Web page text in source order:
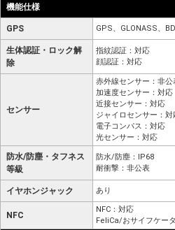
機能仕様
GPS GPS、GLONASS、
生体認証・ロック解
除
指紋認証：対応
顔認証：対応
センサー
赤外線センサー：非公
加速度センサー：対応
近接センサー：対応
ジャイロセンサー：対
電子コンパス：対応
光センサー：対応
防水/防塵・タフネス
等級
防水/防塵：IP68
耐衝撃：非公表
イヤホンジャック あり
NFC
NFC：対応
FeliCa/おサイフケー